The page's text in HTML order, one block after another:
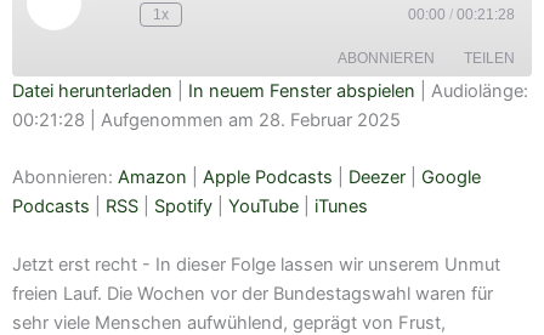
1x 00:00 / 00:21:28
ABONNIEREN TEILEN
Amazon Apple Podcasts
Google Podcasts
RSS Spotify
RSS FEED
TEILEN
LINK
Datei herunterladen In neuem Fenster abspielen
Audiolänge:
00:21:28
Aufgenommen am 28. Februar 2025
Abonnieren: Amazon Apple Podcasts Deezer
Google
Podcasts
RSS Spotify YouTube iTunes
Jetzt erst recht - In dieser Folge lassen wir unserem Unmut
freien Lauf. Die Wochen vor der Bundestagswahl waren für
sehr viele Menschen aufwühlend, geprägt von Frust,